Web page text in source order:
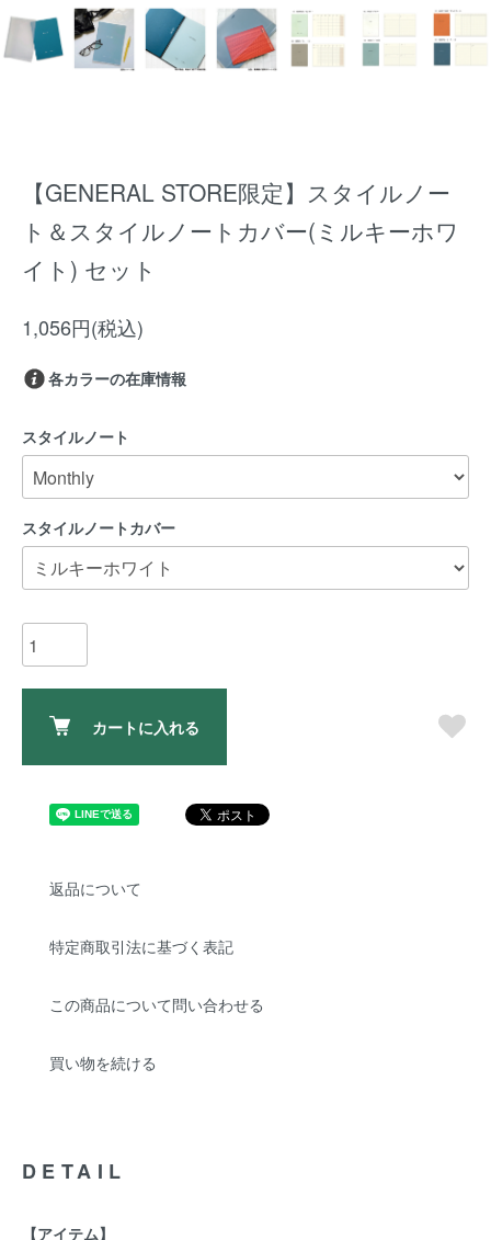
【GENERAL STORE限定】スタイルノー
ト＆スタイルノートカバー(ミルキーホワ
イト) セット
1,056円(税込)
各カラーの在庫情報
スタイルノート
スタイルノートカバー
カートに入れる
返品について
特定商取引法に基づく表記
この商品について問い合わせる
買い物を続ける
DETAIL
【アイテム】